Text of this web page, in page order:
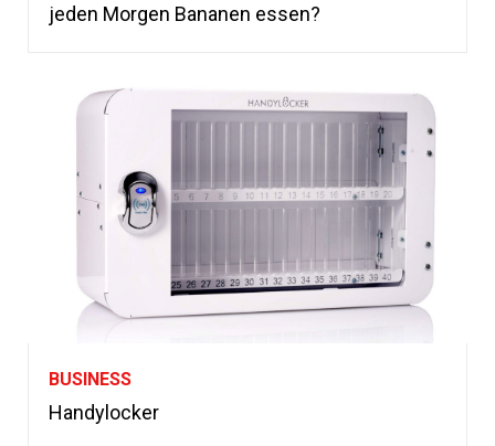
jeden Morgen Bananen essen?
BUSINESS
Handylocker